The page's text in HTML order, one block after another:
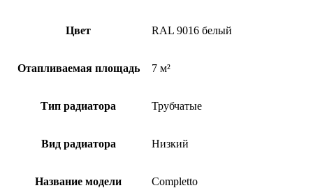
Цвет RAL 9016 белый
Отапливаемая площадь 7 м²
Тип радиатора Трубчатые
Вид радиатора Низкий
Название модели Completto